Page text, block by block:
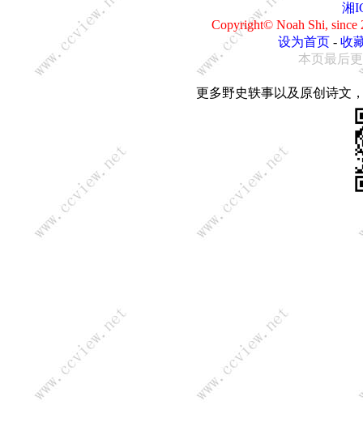
湘
Copyright© Noah Shi,
设为首页- 收
本页最后
更多野史轶事以及原创诗文